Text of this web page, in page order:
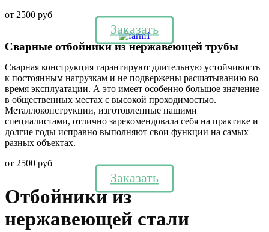
от 2500 руб
Заказать
Сварные отбойники из нержавеющей трубы
Сварная конструкция гарантируют длительную устойчивость
к постоянным нагрузкам и не подвержены расшатыванию во
время эксплуатации. А это имеет особенно большое значение
в общественных местах с высокой проходимостью.
Металлоконструкции, изготовленные нашими
специалистами, отлично зарекомендовала себя на практике и
долгие годы исправно выполняют свои функции на самых
разных объектах.
от 2500 руб
Заказать
Отбойники из
нержавеющей стали